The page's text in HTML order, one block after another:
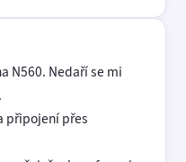
N560. Nedaří se mi
připojení přes